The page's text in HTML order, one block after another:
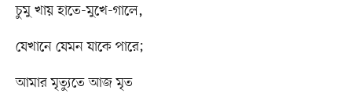
চুমু খায় হাতে-মুখে-গালে,
যেখানে যেমন যাকে পারে;
আমার মৃত্যুতে আজ মৃত